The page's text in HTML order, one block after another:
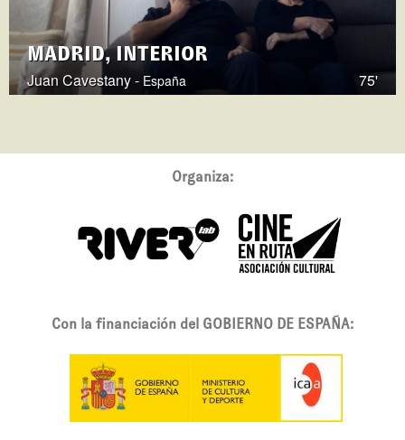
MADRID, INTERIOR
75'
Juan Cavestany - España
Organiza:
Con la financiación del GOBIERNO DE ESPAÑA: